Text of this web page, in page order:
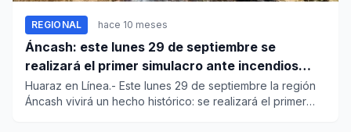
REGIONAL hace 10 meses
Áncash: este lunes 29 de septiembre se
realizará el primer simulacro ante incendios
forestales
Huaraz en Línea.- Este lunes 29 de septiembre la región
Áncash vivirá un hecho histórico: se realizará el primer